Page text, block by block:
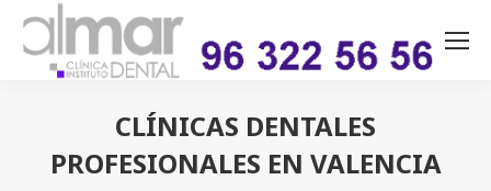
CLÍNICAS DENTALES
PROFESIONALES EN VALENCIA